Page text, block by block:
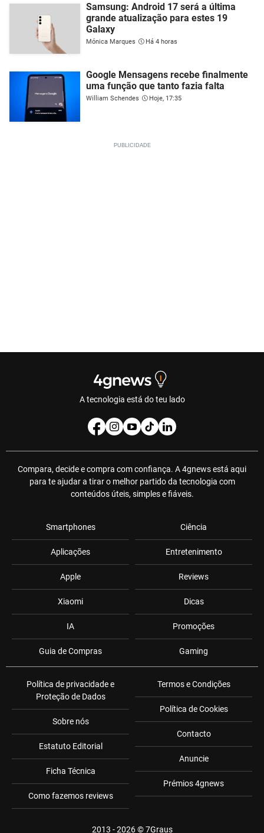
Samsung: Android 17 será a última
grande atualização para estes 19
Galaxy
Mónica Marques Há 4 horas
Google Mensagens recebe finalmente
uma função que tanto fazia falta
William Schendes Hoje, 17:35
A tecnologia está do teu lado
Compara, decide e compra com confiança. A 4gnews está aqui
para te ajudar a tirar o melhor partido da tecnologia com
conteúdos úteis, simples e fiáveis.
Smartphones
Aplicações
Apple
Xiaomi
IA
Guia de Compras
Ciência
Entretenimento
Reviews
Dicas
Promoções
Gaming
Política de privacidade e
Proteção de Dados
Sobre nós
Estatuto Editorial
Ficha Técnica
Como fazemos reviews
Termos e Condições
Política de Cookies
Contacto
Anuncie
Prémios 4gnews
2013 - 2026 ©7Graus